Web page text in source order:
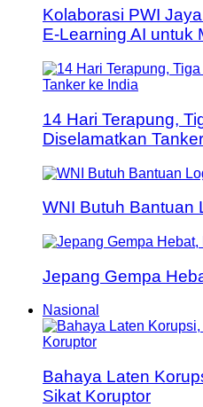
Kolaborasi PWI
E-Learning AI untuk
14 Hari Terapung,
Diselamatkan
WNI Butuh Bantuan
Jepang Gempa
Nasional
Bahaya Laten
Sikat Koruptor